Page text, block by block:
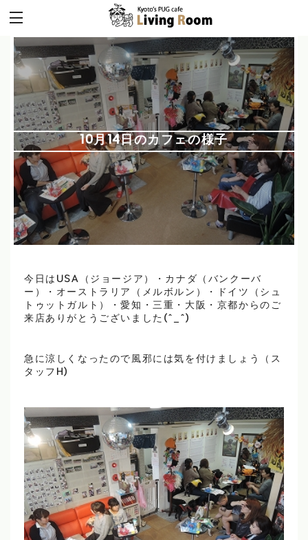
10月14日のカフェの様子
今日はUSA（ジョージア）・カナダ（バンクーバ
ー）・オーストラリア（メルボルン）・ドイツ（シュ
トゥットガルト）・愛知・三重・大阪・京都からのご
来店ありがとうございました(^_^)
急に涼しくなったので風邪には気を付けましょう（ス
タッフH)